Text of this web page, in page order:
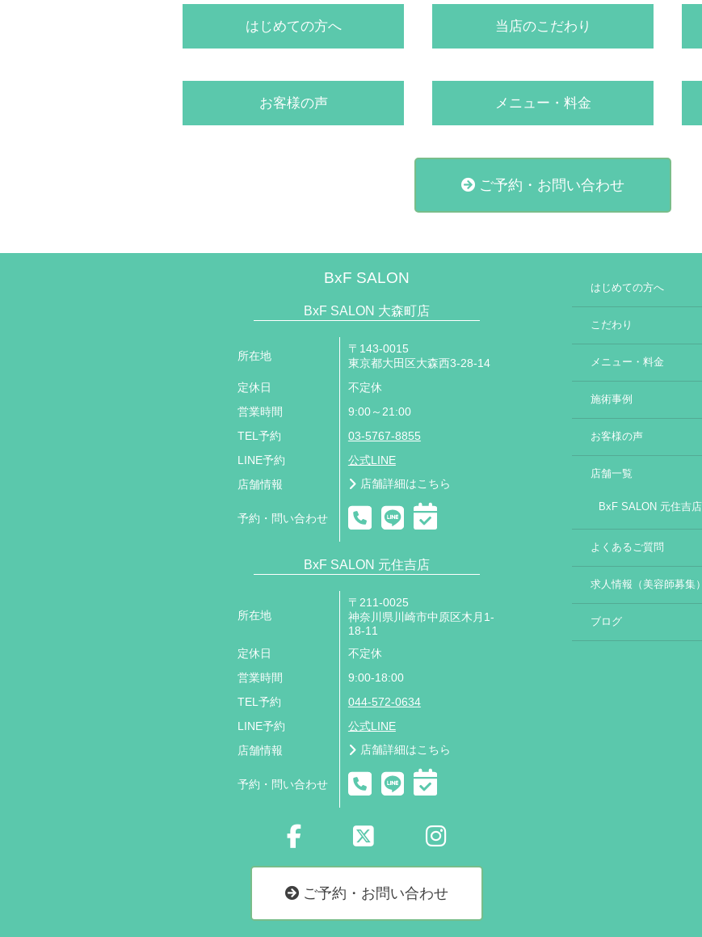
はじめての方へ 当店のこだわり
お客様の声 メニュー・料金
ご予約・お問い合わせ
BxF SALON
BxF SALON 大森町店
所在地
〒143-0015
東京都大田区大森西3-28-14
定休日
不定休
営業時間
9:00～21:00
TEL予約
03-5767-8855
LINE予約
公式LINE
店舗情報
店舗詳細はこちら
予約・問い合わせ
BxF SALON 元住吉店
所在地
〒211-0025
神奈川県川崎市中原区木月1-
18-11
定休日
不定休
営業時間
9:00-18:00
TEL予約
044-572-0634
LINE予約
公式LINE
店舗情報
店舗詳細はこちら
予約・問い合わせ
ご予約・お問い合わせ
はじめての方へ
こだわり
メニュー・料金
施術事例
お客様の声
店舗一覧
BxF SALON 元住吉店
よくあるご質問
求人情報（美容師募集）
ブログ